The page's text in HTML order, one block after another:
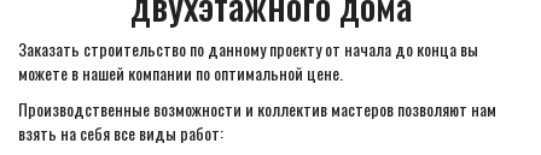
Заказать строительство по данному проекту от начала до конца вы
можете в нашей компании по оптимальной цене.
Производственные возможности и коллектив мастеров позволяют нам
взять на себя все виды работ: